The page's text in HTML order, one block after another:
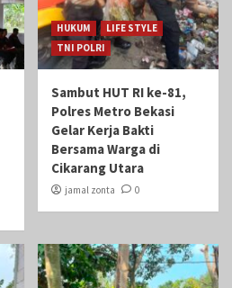
HUKUM
LIFE STYLE
TNI POLRI
Sambut HUT RI ke-81,
Polres Metro Bekasi
Gelar Kerja Bakti
Bersama Warga di
Cikarang Utara
jamal zonta 0